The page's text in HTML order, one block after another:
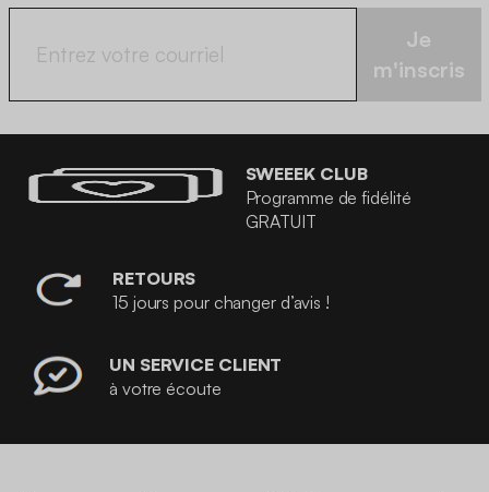
Je
m'inscris
SWEEEK CLUB
Programme de fidélité
GRATUIT
RETOURS
15 jours pour changer d’avis !
UN SERVICE CLIENT
à votre écoute